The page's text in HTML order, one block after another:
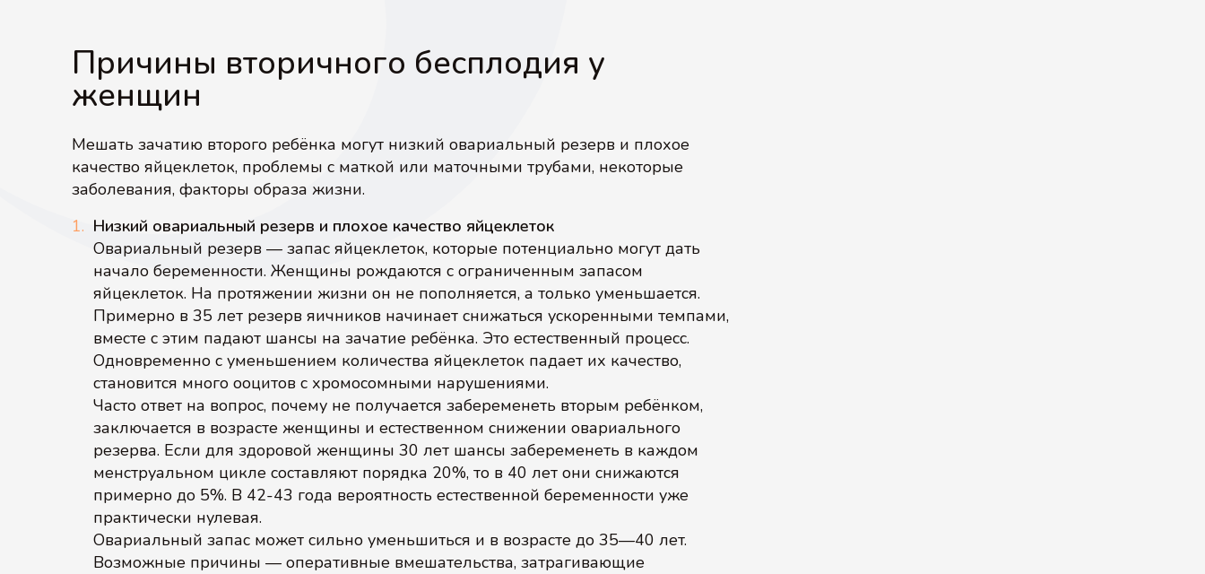
Причины вторичного бесплодия у
женщин
Мешать зачатию второго ребёнка могут низкий овариальный резерв и плохое
качество яйцеклеток, проблемы с маткой или маточными трубами, некоторые
заболевания, факторы образа жизни.
Низкий овариальный резерв и плохое качество яйцеклеток
Овариальный резерв — запас яйцеклеток, которые потенциально могут дать
начало беременности. Женщины рождаются с ограниченным запасом
яйцеклеток. На протяжении жизни он не пополняется, а только уменьшается.
Примерно в 35 лет резерв яичников начинает снижаться ускоренными темпами,
вместе с этим падают шансы на зачатие ребёнка. Это естественный процесс.
Одновременно с уменьшением количества яйцеклеток падает их качество,
становится много ооцитов с хромосомными нарушениями.
Часто ответ на вопрос, почему не получается забеременеть вторым ребёнком,
заключается в возрасте женщины и естественном снижении овариального
резерва. Если для здоровой женщины 30 лет шансы забеременеть в каждом
менструальном цикле составляют порядка 20%, то в 40 лет они снижаются
примерно до 5%. В 42-43 года вероятность естественной беременности уже
практически нулевая.
Овариальный запас может сильно уменьшиться и в возрасте до 35—40 лет.
Возможные причины — оперативные вмешательства, затрагивающие